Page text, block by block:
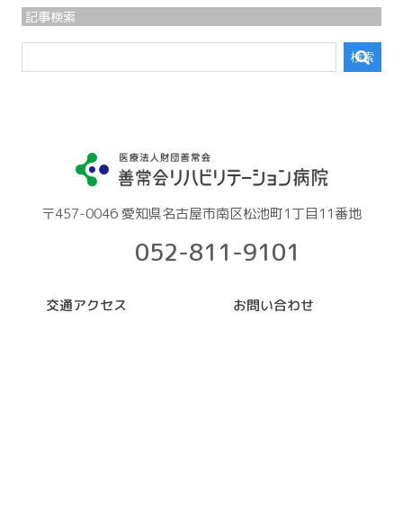
記事検索
〒457-0046 愛知県名古屋市南区松池町1丁目11番地
052-811-9101
交通アクセス お問い合わせ